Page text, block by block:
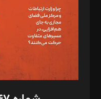
طراح یونیفرم: مجید توکلی
فیلمبرداری و عکاسی: امیر
گرافیک و صفحه‌آرایی:
مد‌یر توسعه تجاری: کامبیز برید‌
امور مالی: شاپور رهبری، محمد‌